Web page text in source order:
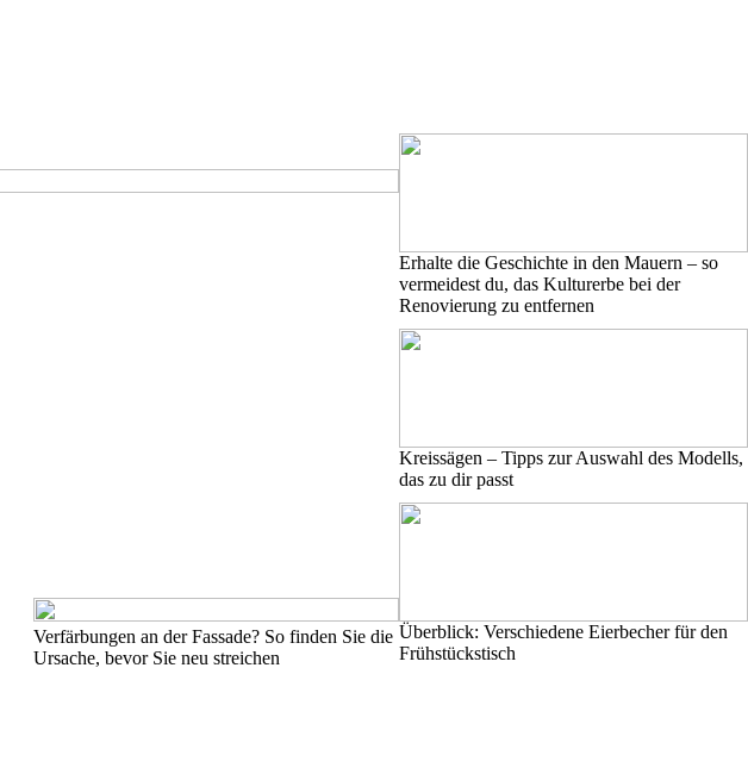
Verfärbungen an der Fassade? So finden Sie die
Ursache, bevor Sie neu streichen
Erhalte die Geschichte in den Mauern – so
vermeidest du, das Kulturerbe bei der
Renovierung zu entfernen
Kreissägen – Tipps zur Auswahl des Modells,
das zu dir passt
Überblick: Verschiedene Eierbecher für den
Frühstückstisch